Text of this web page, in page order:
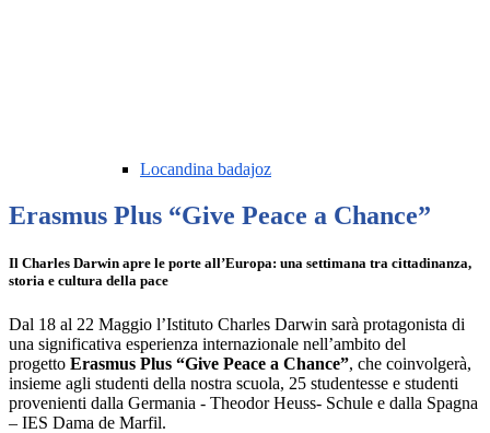
Locandina badajoz
Erasmus Plus “Give Peace a Chance”
Il Charles Darwin apre le porte all’Europa: una settimana tra cittadinanza,
storia e cultura della pace
Dal 18 al 22 Maggio l’Istituto Charles Darwin sarà protagonista di
una significativa esperienza internazionale nell’ambito del
progetto Erasmus Plus “Give Peace a Chance”, che coinvolgerà,
insieme agli studenti della nostra scuola, 25 studentesse e studenti
provenienti dalla Germania - Theodor Heuss- Schule e dalla Spagna
– IES Dama de Marfil.